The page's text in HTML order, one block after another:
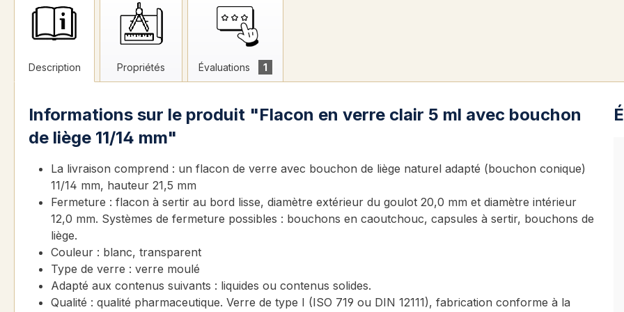
Description Propriétés Évaluations 1
Informations sur le produit "Flacon en verre clair 5 ml avec bouchon
de liège 11/14 mm"
La livraison comprend : un flacon de verre avec bouchon de liège naturel adapté (bouchon conique)
11/14 mm, hauteur 21,5 mm
Fermeture : flacon à sertir au bord lisse, diamètre extérieur du goulot 20,0 mm et diamètre intérieur
12,0 mm. Systèmes de fermeture possibles : bouchons en caoutchouc, capsules à sertir, bouchons de
liège.
Couleur : blanc, transparent
Type de verre : verre moulé
Adapté aux contenus suivants : liquides ou contenus solides.
Qualité : qualité pharmaceutique. Verre de type I (ISO 719 ou DIN 12111), fabrication conforme à la